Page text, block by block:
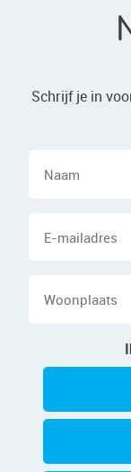
Schrijf je in